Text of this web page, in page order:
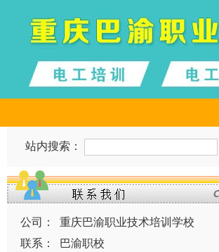
站内搜索：
公司：
重庆巴渝职业技术培训学校
联系：
巴渝职校